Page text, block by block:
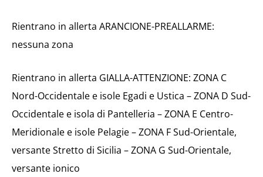
Rientrano in allerta ARANCIONE-PREALLARME:
nessuna zona
Rientrano in allerta GIALLA-ATTENZIONE: ZONA C
Nord-Occidentale e isole Egadi e Ustica – ZONA D Sud-
Occidentale e isola di Pantelleria – ZONA E Centro-
Meridionale e isole Pelagie – ZONA F Sud-Orientale,
versante Stretto di Sicilia – ZONA G Sud-Orientale,
versante ionico